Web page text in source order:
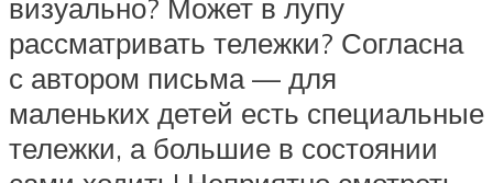
визуально? Может в лупу
рассматривать тележки? Согласна
с автором письма — для
маленьких детей есть специальные
тележки, а большие в состоянии